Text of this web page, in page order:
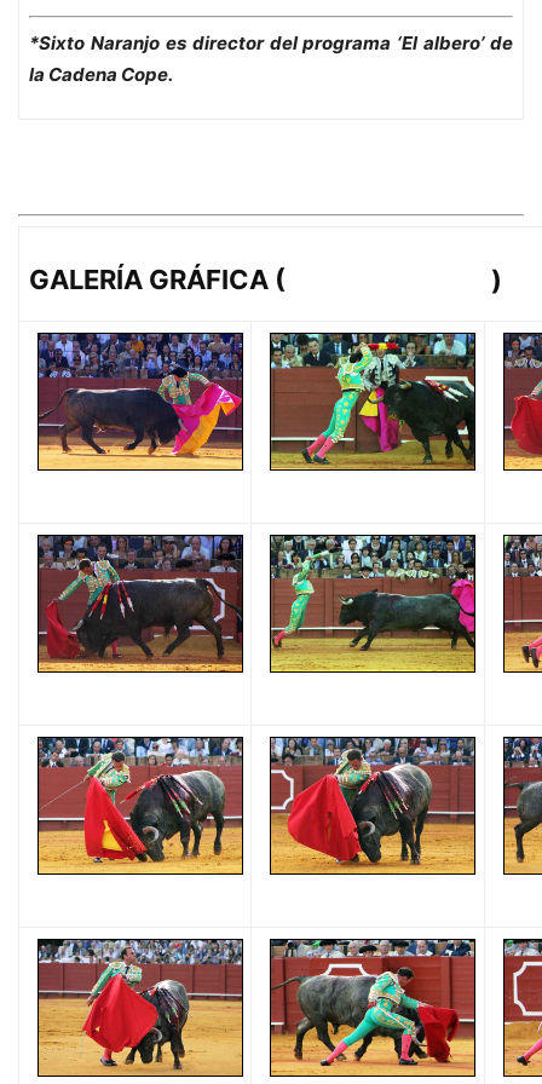
*Sixto Naranjo es director del programa ‘El albero’ de
la Cadena Cope.
GALERÍA GRÁFICA ( )